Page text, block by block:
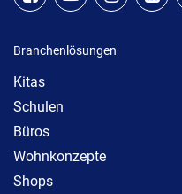
Branchenlösungen
Kitas
Schulen
Büros
Wohnkonzepte
Shops